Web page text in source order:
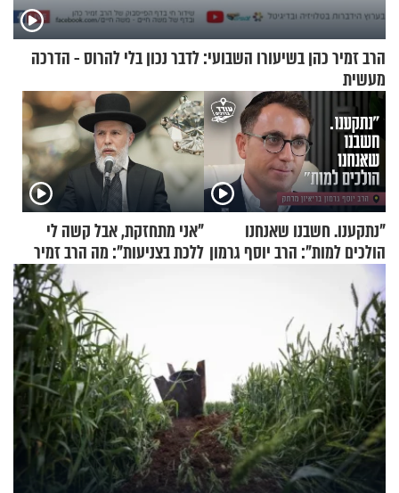
הרב זמיר כהן בשיעורו השבועי: לדבר נכון בלי להרוס - הדרכה
מעשית
"נתקענו. חשבנו שאנחנו
הולכים למות": הרב יוסף גרמון
בריאיון מרתק
"אני מתחזקת, אבל קשה לי
ללכת בצניעות": מה הרב זמיר
כהן המליץ לה לעשות?